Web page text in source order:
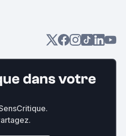
dans votre